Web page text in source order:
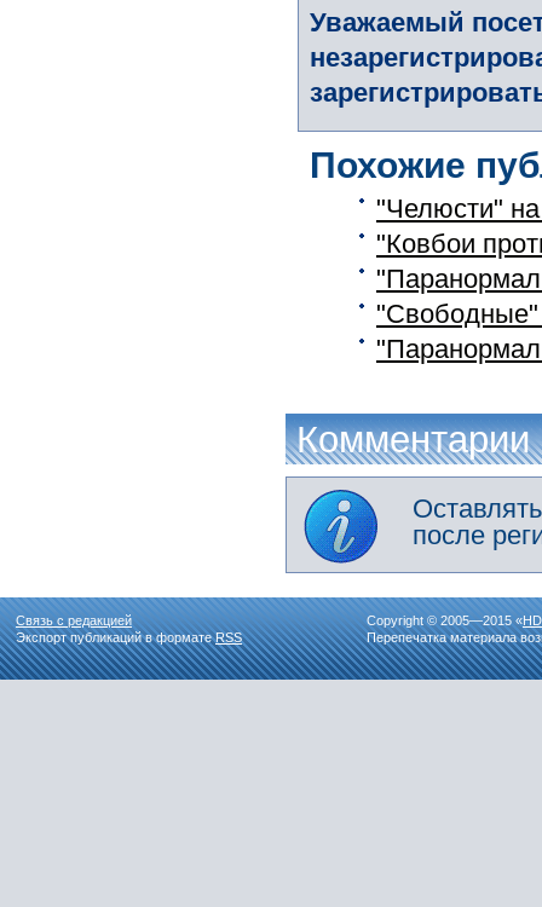
Уважаемый
Похожие
"Челюсти"
"Ковбои
Комментарии
после
Связь с редакцией
Экспорт публикаций в форматеRSS
Copyright © 2005—2015 «
Перепечатка материала